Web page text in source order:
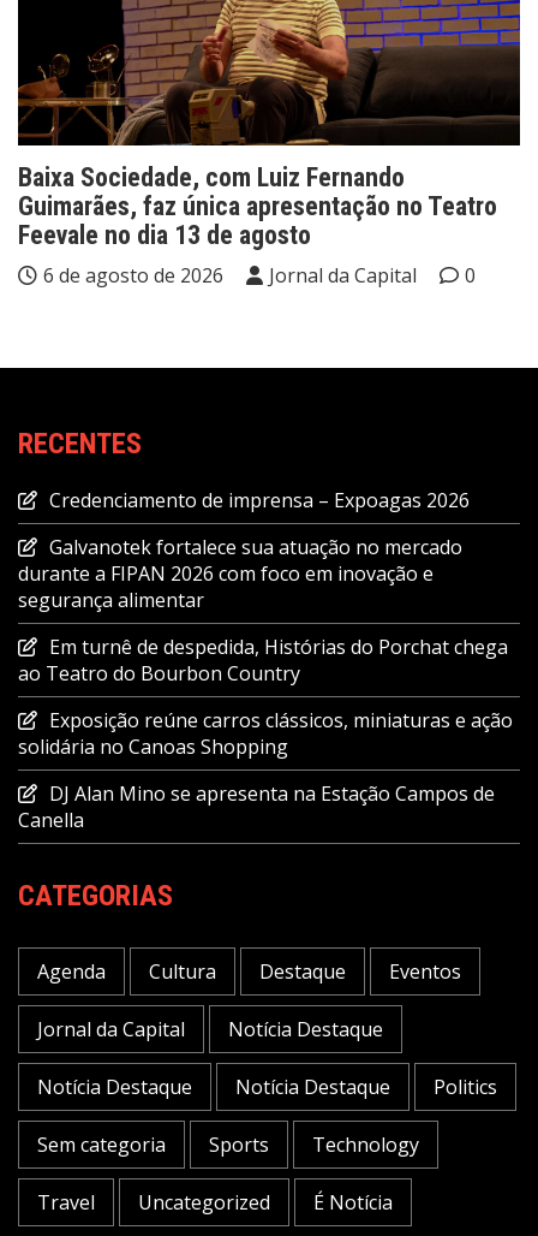
Baixa Sociedade, com Luiz Fernando
Guimarães, faz única apresentação no Teatro
Feevale no dia 13 de agosto
6 de agosto de 2026 Jornal da Capital 0
RECENTES
Credenciamento de imprensa – Expoagas 2026
Galvanotek fortalece sua atuação no mercado
durante a FIPAN 2026 com foco em inovação e
segurança alimentar
Em turnê de despedida, Histórias do Porchat chega
ao Teatro do Bourbon Country
Exposição reúne carros clássicos, miniaturas e ação
solidária no Canoas Shopping
DJ Alan Mino se apresenta na Estação Campos de
Canella
CATEGORIAS
Agenda Cultura Destaque Eventos
Jornal da Capital Notícia Destaque
Notícia Destaque Notícia Destaque Politics
Sem categoria Sports Technology
Travel Uncategorized É Notícia